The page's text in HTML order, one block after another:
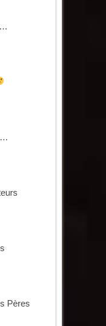
…
Pères